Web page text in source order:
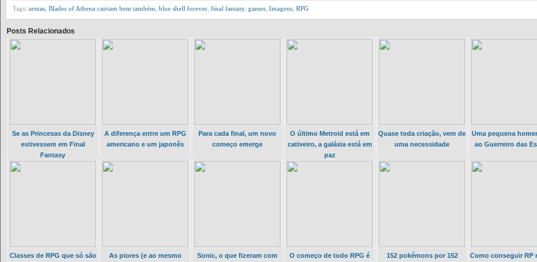
Tags: armas Blades of Athena cairiam bem também blue shell forever final fantasy, games Imagens RPG
Posts Relacionados
Se as Princesas da Disney
estivessem em Final
Fantasy
A diferença entre um RPG
americano e um japonês
Para cada final, um novo
começo emerge
O último Metroid está em
cativeiro, a galáxia está em
paz
Quase toda criação, vem de
uma necessidade
Uma pequena
ao Guerreiro das
Classes de RPG que só são
As piores (e ao mesmo
Sonic, o que fizeram com
O começo de todo RPG é
152 pokémons por 152
Como conseguir RP